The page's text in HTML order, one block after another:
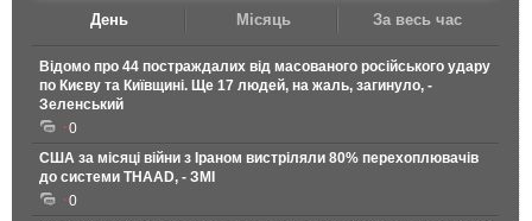
День Місяць За весь час
Відомо про 44 постраждалих від масованого російського удару
по Києву та Київщині. Ще 17 людей, на жаль, загинуло, -
Зеленський
0
США за місяці війни з Іраном вистріляли 80% перехоплювачів
до системи THAAD, - ЗМІ
0